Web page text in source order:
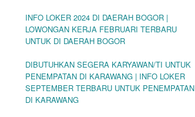
INFO LOKER 2024 DI DAERAH BOGOR |
LOWONGAN KERJA FEBRUARI TERBARU
UNTUK DI DAERAH BOGOR
DIBUTUHKAN SEGERA KARYAWAN/TI UNTUK
PENEMPATAN DI KARAWANG | INFO LOKER
SEPTEMBER TERBARU UNTUK PENEMPATAN
DI KARAWANG